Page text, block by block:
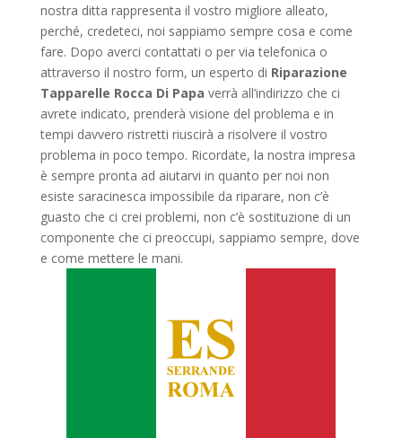
nostra ditta rappresenta il vostro migliore alleato,
perché, credeteci, noi sappiamo sempre cosa e come
fare. Dopo averci contattati o per via telefonica o
attraverso il nostro form, un esperto di Riparazione
Tapparelle Rocca Di Papa verrà all’indirizzo che ci
avrete indicato, prenderà visione del problema e in
tempi davvero ristretti riuscirà a risolvere il vostro
problema in poco tempo. Ricordate, la nostra impresa
è sempre pronta ad aiutarvi in quanto per noi non
esiste saracinesca impossibile da riparare, non c’è
guasto che ci crei problemi, non c’è sostituzione di un
componente che ci preoccupi, sappiamo sempre, dove
e come mettere le mani.